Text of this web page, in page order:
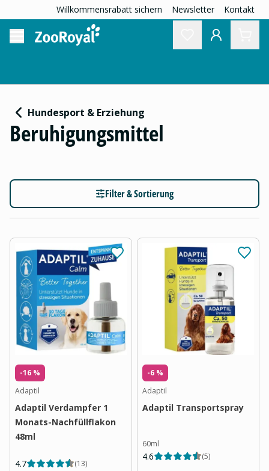
Willkommensrabatt sichern Newsletter Kontakt
Hundesport & Erziehung
Beruhigungsmittel
Filter & Sortierung
-16 %
Adaptil
Adaptil Verdampfer 1
Monats-Nachfüllflakon
48ml
4.7 (13)
-6 %
Adaptil
Adaptil Transportspray
60ml
4.6 (5)